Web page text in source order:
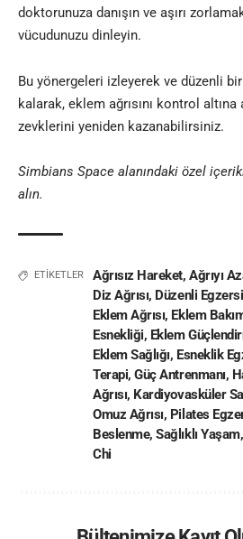
doktorunuza danışın ve aşırı
vücudunuzu dinleyin.
Bu yönergeleri izleyerek ve düzenli
kalarak, eklem ağrısını kontrol
zevklerini yeniden kazanabilirsiniz.
Simbians Space alanındaki özel
alın.
ETİKETLER Ağrısız Hareket,Ağrıyı
Diz Ağrısı, Düzenli
Eklem Ağrısı, Eklem
Esnekliği, Eklem
Eklem Sağlığı, Esneklik
Terapi,Güç Antrenmanı,
Ağrısı, Kardiyovasküler
Omuz Ağrısı, Pilates
Beslenme,Sağlıklı Yaşam,
Chi